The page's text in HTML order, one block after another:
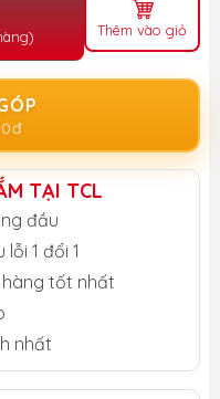
Thêm vào giỏ
TẠI TCL
đầu
1 đổi 1
tốt nhất
nhất